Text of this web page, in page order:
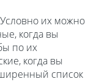
их можно
когда вы
по их
когда вы
список